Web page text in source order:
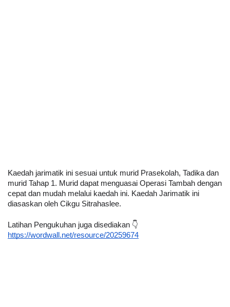
Kaedah jarimatik ini sesuai untuk murid Prasekolah, Tadika dan
murid Tahap 1. Murid dapat menguasai Operasi Tambah dengan
cepat dan mudah melalui kaedah ini. Kaedah Jarimatik ini
diasaskan oleh Cikgu Sitrahaslee.
Latihan Pengukuhan juga disediakan 👇
https://wordwall.net/resource/20259674